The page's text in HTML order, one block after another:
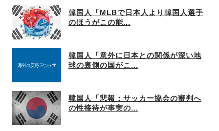
韓国人「MLBで日本人より韓国人選手
のほうがこの能...
韓国人「意外に日本との関係が深い地
球の裏側の国がこ...
韓国人「悲報：サッカー協会の審判へ
の性接待が事実の...